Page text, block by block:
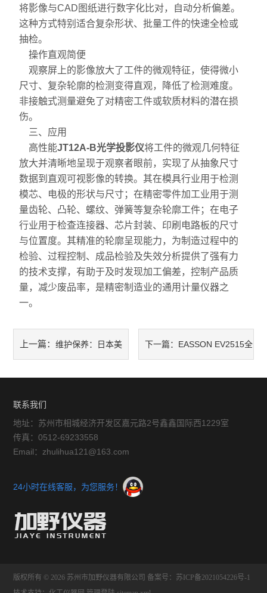
刀具预调系列
白光干涉仪
自动测高仪系列
专用IC系列
仪器仪表
交通运输
光密度计
将影像与CAD图纸进行数字化比对，自动分析偏差。
这种方式特别适合复杂形状、批量工件的快速全检或
抽检。
操作直观简便
观察屏上的影像放大了工件的微观特征，使得微小
尺寸、复杂轮廓的检测变得直观，降低了检测难度。
非接触式测量避免了对精密工件或软质材料的潜在损
伤。
三、应用
高性能JT12A-B光学投影仪将工件的微观几何特征
放大并清晰地呈现于观察者眼前，实现了从抽象尺寸
数据到直观可视影像的转换。其在模具行业用于检测
模芯、电极的形状与尺寸；在精密零件加工业用于测
量齿轮、凸轮、螺纹、弹簧等复杂轮廓工件；在电子
行业用于检查连接器、芯片封装、印刷电路板的尺寸
与位置度。其精准的轮廓呈现能力，为制造过程中的
检验、过程控制、成品检验及失效分析提供了强有力
的技术支撑，有助于及时发现加工偏差，控制产品质
量，减少废品率，是精密制造业的通用计量仪器之
一。
上一篇：维护保养：日本美
准、测量口清洁与电池管理
下一篇： EASSON EV2515全
联系我们
地址：苏州市相城经济开发区嘉元路2号鑫鑫国际西1229室
传真：0512-69233558
Email：zhulihua121@163.com
24小时在线客服，为您服务！
版权所有 © 2026 苏州市加野仪器有限公司 备案号：苏ICP备2021054226号-1